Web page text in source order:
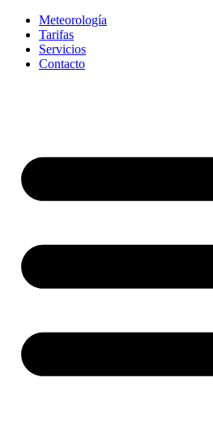
Meteorología
Tarifas
Servicios
Contacto